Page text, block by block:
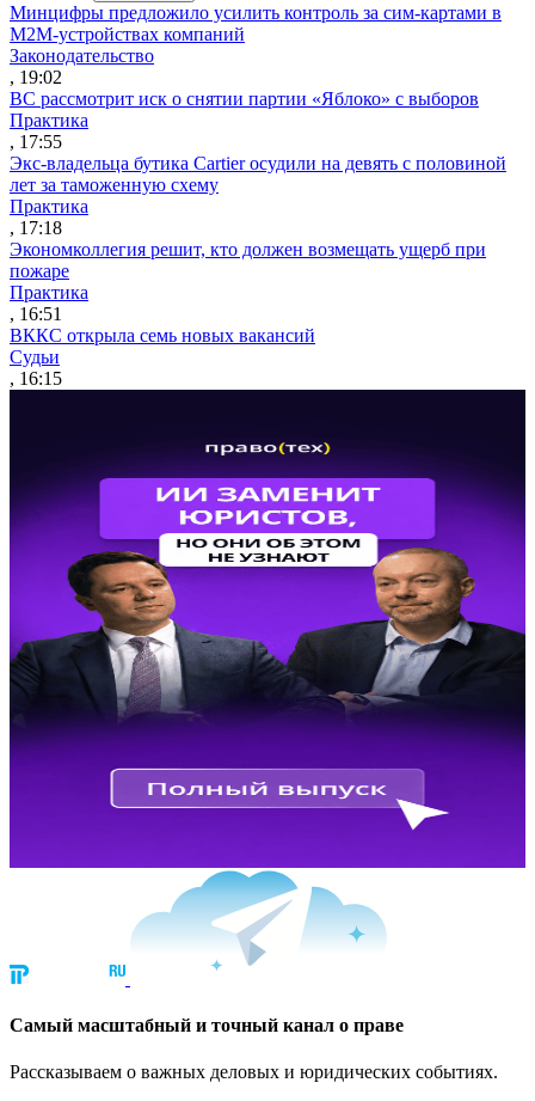
Минцифры предложило усилить контроль за сим-картами в
M2M-устройствах компаний
Законодательство
, 19:02
ВС рассмотрит иск о снятии партии «Яблоко» с выборов
Практика
, 17:55
Экс-владельца бутика Cartier осудили на девять с половиной
лет за таможенную схему
Практика
, 17:18
Экономколлегия решит, кто должен возмещать ущерб при
пожаре
Практика
, 16:51
ВККС открыла семь новых вакансий
Судьи
, 16:15
Cамый масштабный и точный канал о праве
Рассказываем о важных деловых и юридических событиях.